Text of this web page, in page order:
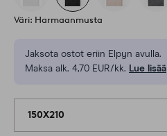
Väri: Harmaanmusta
Jaksota ostot eriin Elpyn avulla.
Maksa alk. 4,70 EUR/kk. Lue lisää
150X210